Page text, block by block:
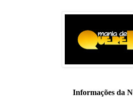
Informações da